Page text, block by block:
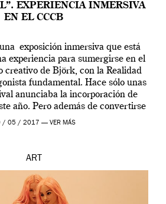
EXPERIENCIA INMERSIVA
EN EL CCCB
exposición inmersiva que está
experiencia para sumergirse en el
creativo de Björk, con la Realidad
fundamental. Hace sólo unas
anunciaba la incorporación de
año. Pero además de convertirse
más relevantes […]
/ 05 / 2017 — VER MÁS
ART